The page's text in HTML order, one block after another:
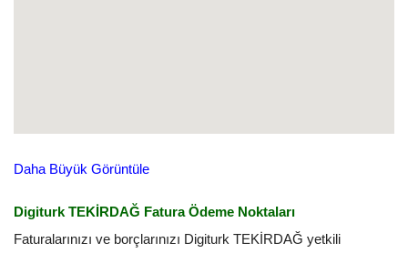
Daha Büyük Görüntüle
Digiturk TEKİRDAĞ Fatura Ödeme Noktaları
Faturalarınızı ve borçlarınızı Digiturk TEKİRDAĞ yetkili